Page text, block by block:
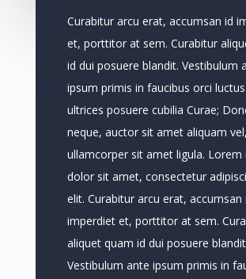
Curabitur arcu erat, accumsan id
et, porttitor at sem. Curabitur
id dui posuere blandit. Vestibulum
ipsum primis in faucibus orci
ultrices posuere cubilia Curae;
neque, auctor sit amet aliquam vel,
ullamcorper sit amet ligula. Lorem
dolor sit amet, consectetur
elit. Curabitur arcu erat, accumsan
imperdiet et, porttitor at sem.
aliquet quam id dui posuere
Vestibulum ante ipsum primis in